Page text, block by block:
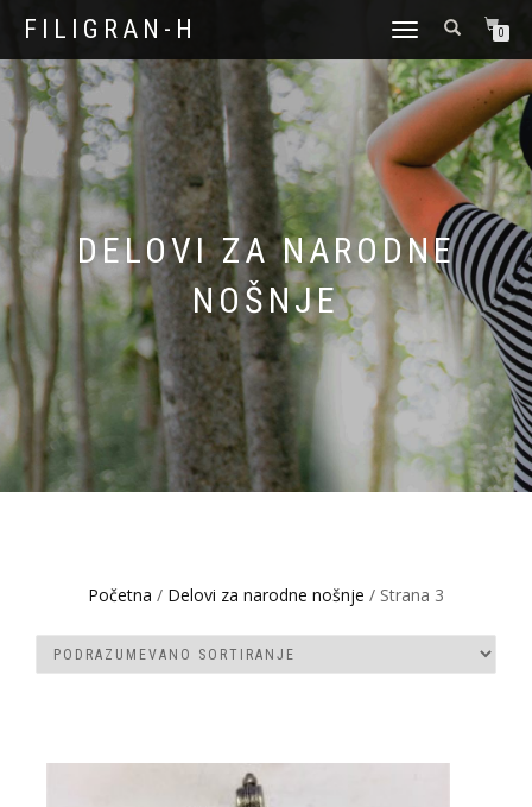
FILIGRAN-H
TOGGLE
0
DELOVI ZA NARODNE
NOŠNJE
Početna / Delovi za narodne nošnje / Strana 3